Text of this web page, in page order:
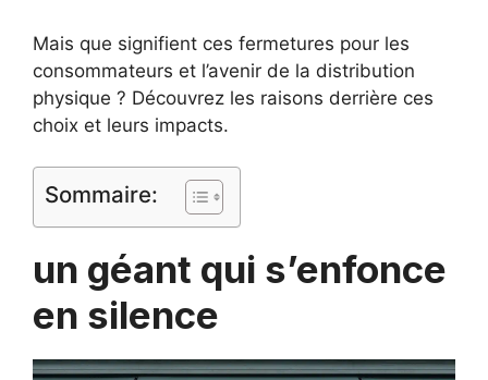
Mais que signifient ces fermetures pour les
consommateurs et l’avenir de la distribution
physique ? Découvrez les raisons derrière ces
choix et leurs impacts.
Sommaire:
un géant qui s’enfonce
en silence